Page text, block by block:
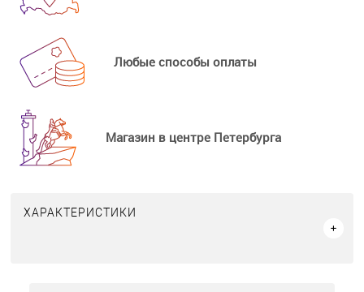
Любые способы оплаты
Магазин в центре Петербурга
ХАРАКТЕРИСТИКИ